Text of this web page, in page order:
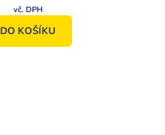
DO KOŠÍKU